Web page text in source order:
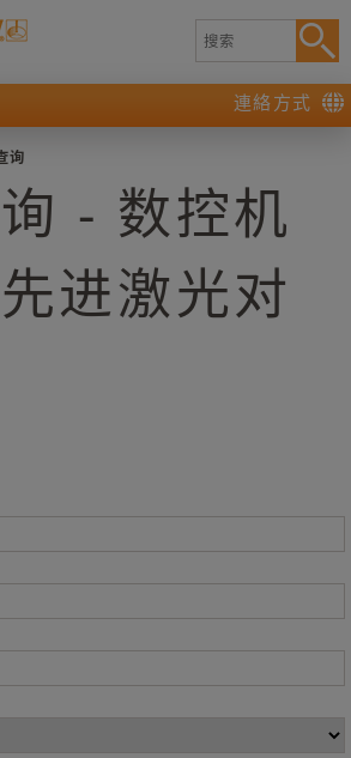
連絡方式
询
- 数控机
进激光对